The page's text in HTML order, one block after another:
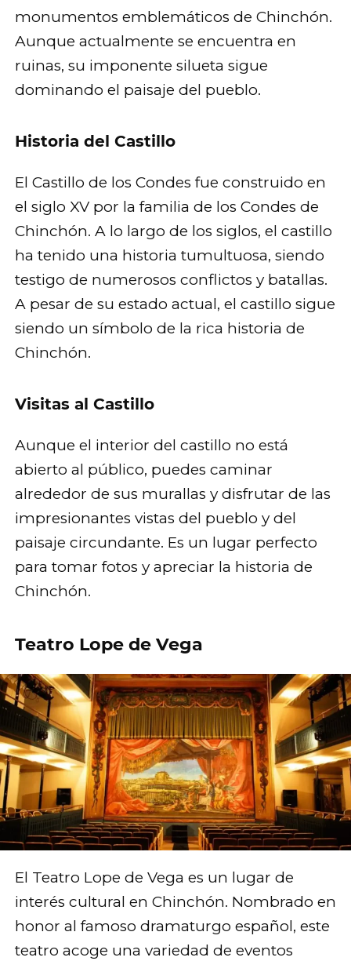
monumentos emblemáticos de Chinchón.
Aunque actualmente se encuentra en
ruinas, su imponente silueta sigue
dominando el paisaje del pueblo.
Historia del Castillo
El Castillo de los Condes fue construido en
el siglo XV por la familia de los Condes de
Chinchón. A lo largo de los siglos, el castillo
ha tenido una historia tumultuosa, siendo
testigo de numerosos conflictos y batallas.
A pesar de su estado actual, el castillo sigue
siendo un símbolo de la rica historia de
Chinchón.
Visitas al Castillo
Aunque el interior del castillo no está
abierto al público, puedes caminar
alrededor de sus murallas y disfrutar de las
impresionantes vistas del pueblo y del
paisaje circundante. Es un lugar perfecto
para tomar fotos y apreciar la historia de
Chinchón.
Teatro Lope de Vega
El Teatro Lope de Vega es un lugar de
interés cultural en Chinchón. Nombrado en
honor al famoso dramaturgo español, este
teatro acoge una variedad de eventos